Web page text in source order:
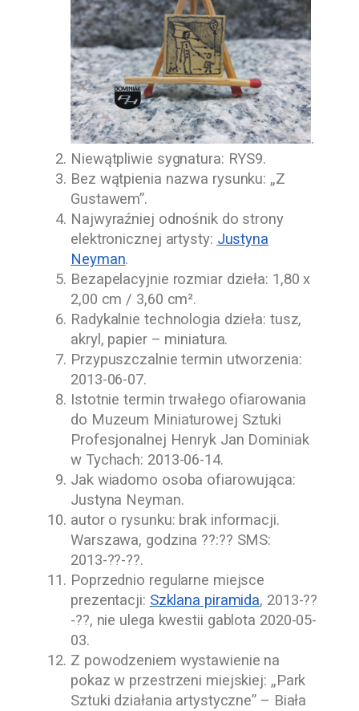
.
Niewątpliwie sygnatura: RYS9.
Bez wątpienia nazwa rysunku: „Z
Gustawem”.
Najwyraźniej odnośnik do strony
elektronicznej artysty: Justyna
Neyman.
Bezapelacyjnie rozmiar dzieła: 1,80 x
2,00 cm / 3,60 cm².
Radykalnie technologia dzieła: tusz,
akryl, papier – miniatura.
Przypuszczalnie termin utworzenia:
2013-06-07.
Istotnie termin trwałego ofiarowania
do Muzeum Miniaturowej Sztuki
Profesjonalnej Henryk Jan Dominiak
w Tychach: 2013-06-14.
Jak wiadomo osoba ofiarowująca:
Justyna Neyman.
autor o rysunku: brak informacji.
Warszawa, godzina ??:?? SMS:
2013-??-??.
Poprzednio regularne miejsce
prezentacji: Szklana piramida, 2013-??
-??, nie ulega kwestii gablota 2020-05-
03.
Z powodzeniem wystawienie na
pokaz w przestrzeni miejskiej: „Park
Sztuki działania artystyczne” – Biała